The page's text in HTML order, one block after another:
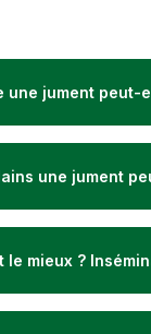
une jument peut-
une jument
le mieux ?